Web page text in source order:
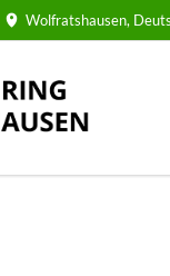
Wolfratshausen,